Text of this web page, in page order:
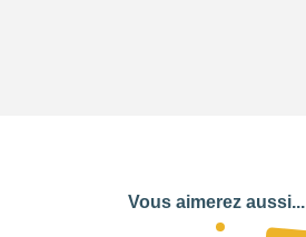
Vous aimerez aussi...